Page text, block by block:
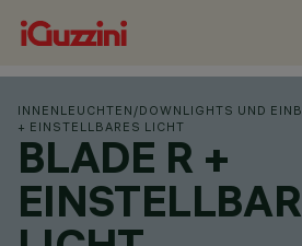
INNENLEUCHTEN /DOWNLIGHTS UND
+ EINSTELLBARES LICHT
BLADE R +